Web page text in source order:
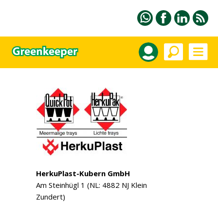
HerkuPlast-Kubern GmbH
Am Steinhügl 1 (NL: 4882 NJ Klein
Zundert)